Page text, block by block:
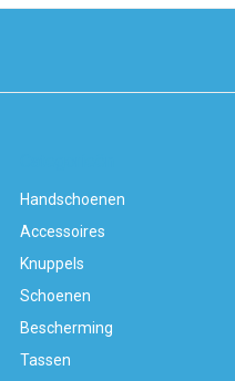
Handschoenen
Accessoires
Knuppels
Schoenen
Bescherming
Tassen